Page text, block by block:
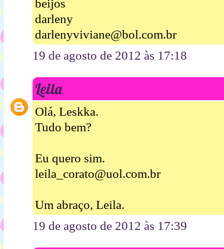
beijos
darleny
darlenyviviane@bol.com.br
19 de agosto de 2012 às 17:18
Leila
Olá, Leskka.
Tudo bem?
Eu quero sim.
leila_corato@uol.com.br
Um abraço, Leila.
19 de agosto de 2012 às 17:39